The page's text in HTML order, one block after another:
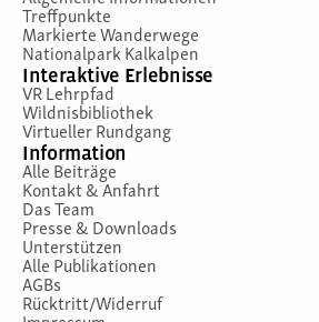
Treffpunkte
Markierte Wanderwege
Nationalpark Kalkalpen
Interaktive Erlebnisse
VR Lehrpfad
Wildnisbibliothek
Virtueller Rundgang
Information
Alle Beiträge
Kontakt & Anfahrt
Das Team
Presse & Downloads
Unterstützen
Alle Publikationen
AGBs
Rücktritt/Widerruf